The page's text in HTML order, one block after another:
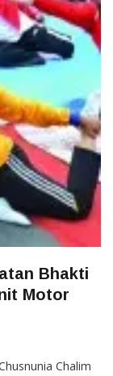
Bhakti
Motor
Chalim